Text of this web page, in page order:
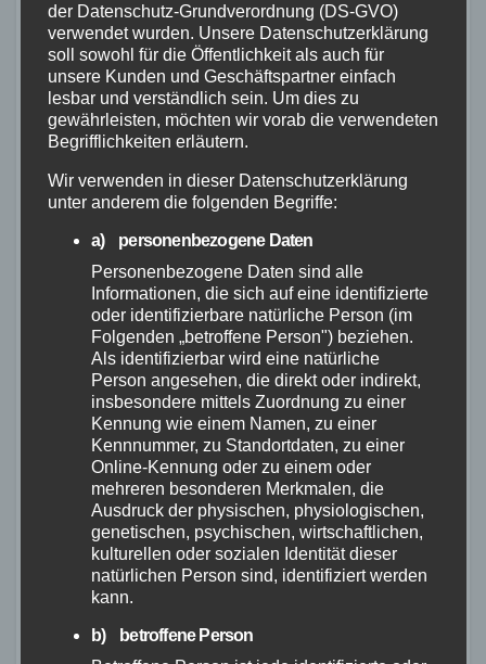
RETTUNGSDIENST
Containerbrand im
Industriegebiet Horhausen:
Feuerwehr verhindert weitere
Ausbreitung
7. AUG. 2026
FEUERWEHR NEUWIED POLIZEI RETTUNGSDIENST
Flächenbrand bei Oberdreis:
Feuerwehr verhindert
Übergreifen auf Waldgebiet
7. AUG. 2026
FEUERWEHR NEUWIED POLIZEI
Waldbrand bei Leutesdorf
schnell gelöscht – Feuerwehr
warnt vor erhöhter Brandgefahr
der Datenschutz-Grundverordnung (DS-GVO)
verwendet wurden. Unsere Datenschutzerklärung
soll sowohl für die Öffentlichkeit als auch für
unsere Kunden und Geschäftspartner einfach
lesbar und verständlich sein. Um dies zu
gewährleisten, möchten wir vorab die verwendeten
Begrifflichkeiten erläutern.
Wir verwenden in dieser Datenschutzerklärung
unter anderem die folgenden Begriffe:
a) personenbezogene Daten
Personenbezogene Daten sind alle
Informationen, die sich auf eine identifizierte
oder identifizierbare natürliche Person (im
Folgenden „betroffene Person") beziehen.
Als identifizierbar wird eine natürliche
Person angesehen, die direkt oder indirekt,
insbesondere mittels Zuordnung zu einer
Kennung wie einem Namen, zu einer
Kennnummer, zu Standortdaten, zu einer
Online-Kennung oder zu einem oder
mehreren besonderen Merkmalen, die
Ausdruck der physischen, physiologischen,
genetischen, psychischen, wirtschaftlichen,
kulturellen oder sozialen Identität dieser
natürlichen Person sind, identifiziert werden
kann.
b) betroffene Person